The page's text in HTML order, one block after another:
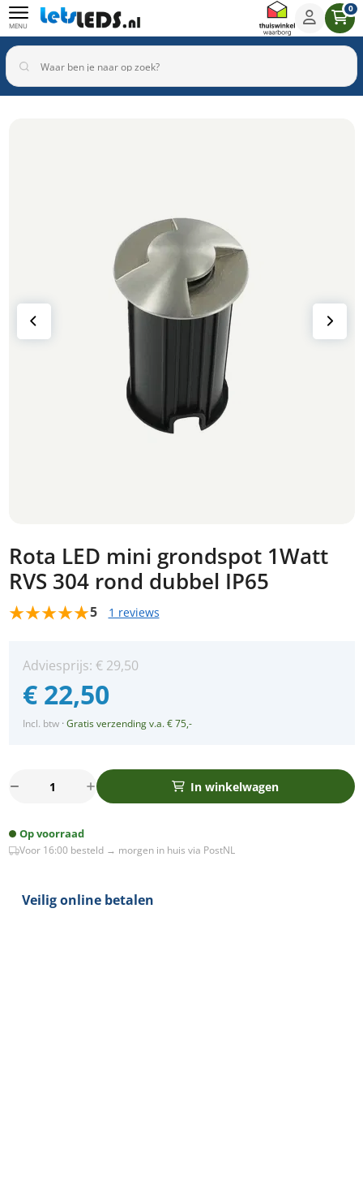
MENU
0
Rota LED mini grondspot 1Watt
RVS 304 rond dubbel IP65
5 1 reviews
Adviesprijs: € 29,50
€ 22,50
Incl. btw ·Gratis verzending v.a. € 75,-
grondspot
1Watt
rond
In winkelwagen
Op voorraad
Voor 16:00 besteld → morgen in huis via PostNL
Veilig online betalen